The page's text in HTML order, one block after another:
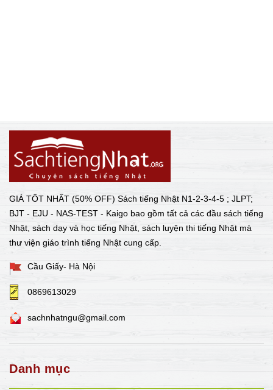
GIÁ TỐT NHẤT (50% OFF) Sách tiếng Nhật N1-2-3-4-5 ; JLPT;
BJT - EJU - NAS-TEST - Kaigo bao gồm tất cả các đầu sách tiếng
Nhật, sách dạy và học tiếng Nhật, sách luyện thi tiếng Nhật mà
thư viện giáo trình tiếng Nhật cung cấp.
Cầu Giấy- Hà Nội
0869613029
sachnhatngu@gmail.com
Danh mục